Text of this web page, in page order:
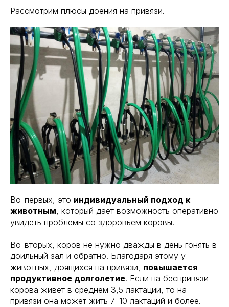
Рассмотрим плюсы доения на привязи.
Во-первых, это индивидуальный подход к
животным, который дает возможность оперативно
увидеть проблемы со здоровьем коровы.
Во-вторых, коров не нужно дважды в день гонять в
доильный зал и обратно. Благодаря этому у
животных, доящихся на привязи, повышается
продуктивное долголетие. Если на беспривязи
корова живет в среднем 3,5 лактации, то на
привязи она может жить 7–10 лактаций и более.